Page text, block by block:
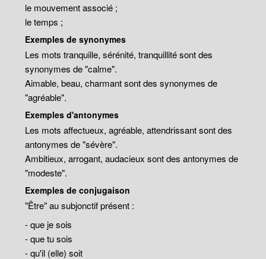
le mouvement associé ;
le temps ;
Exemples de synonymes
Les mots tranquille, sérénité, tranquillité sont des
synonymes de "calme".
Aimable, beau, charmant sont des synonymes de
"agréable".
Exemples d'antonymes
Les mots affectueux, agréable, attendrissant sont des
antonymes de "sévère".
Ambitieux, arrogant, audacieux sont des antonymes de
"modeste".
Exemples de conjugaison
"Être" au subjonctif présent :
- que je sois
- que tu sois
- qu'il (elle) soit